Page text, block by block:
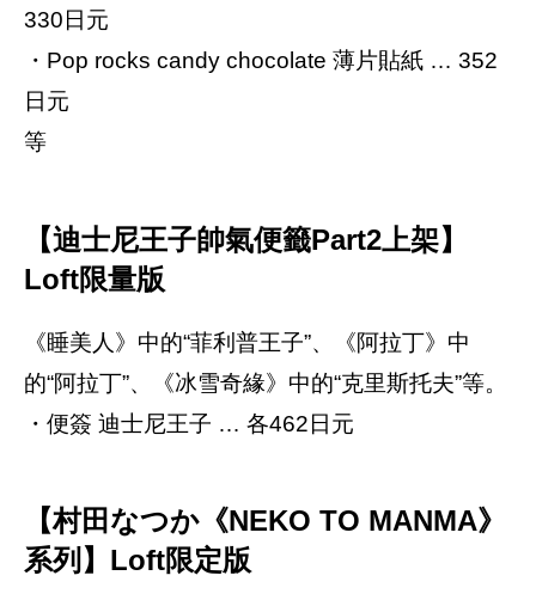
330日元
・Pop rocks candy chocolate 薄片貼紙 … 352
日元
等
【迪士尼王子帥氣便籤Part2上架】
Loft限量版
《睡美人》中的“菲利普王子”、《阿拉丁》中
的“阿拉丁”、《冰雪奇緣》中的“克里斯托夫”等。
・便簽 迪士尼王子 … 各462日元
【村田なつか《NEKO TO MANMA》
系列】Loft限定版